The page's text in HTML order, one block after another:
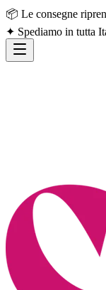
📦 Le consegne
✦ Spediamo in tutta